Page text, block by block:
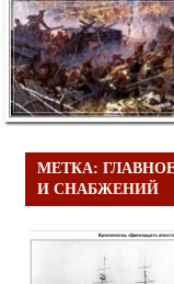
МЕТКА:
И СНАБЖЕНИЙ